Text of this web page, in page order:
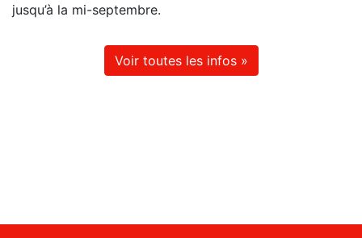
jusqu’à la mi-septembre.
Voir toutes les infos »